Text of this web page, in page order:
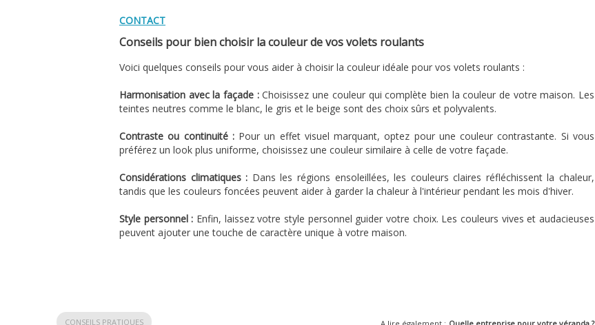
CONTACT
Conseils pour bien choisir la couleur de vos volets roulants
Voici quelques conseils pour vous aider à choisir la couleur idéale pour vos volets roulants :
Harmonisation avec la façade :Choisissez une couleur qui complète bien la couleur de votre maison. Les
teintes neutres comme le blanc, le gris et le beige sont des choix sûrs et polyvalents.
Contraste ou continuité :Pour un effet visuel marquant, optez pour une couleur contrastante. Si vous
préférez un look plus uniforme, choisissez une couleur similaire à celle de votre façade.
Considérations climatiques : Dans les régions ensoleillées, les couleurs claires réfléchissent la chaleur,
tandis que les couleurs foncées peuvent aider à garder la chaleur à l'intérieur pendant les mois d'hiver.
Style personnel : Enfin, laissez votre style personnel guider votre choix. Les couleurs vives et audacieuses
peuvent ajouter une touche de caractère unique à votre maison.
CONSEILS PRATIQUES